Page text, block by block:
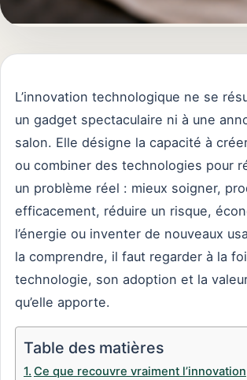
L’innovation technologique ne se
un gadget spectaculaire ni à une
salon. Elle désigne la capacité à
ou combiner des technologies pour
un problème réel : mieux soigner,
efficacement, réduire un risque,
l’énergie ou inventer de nouveaux
la comprendre, il faut regarder à la
technologie, son adoption et la
qu’elle apporte.
Table des matières
Ce que recouvre vraiment l’innovation